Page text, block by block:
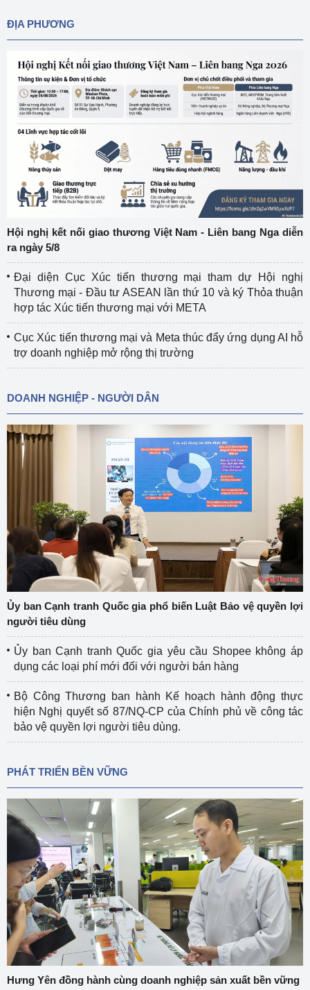
ĐỊA PHƯƠNG
Hội nghị kết nối giao thương Việt Nam - Liên bang Nga diễn
ra ngày 5/8
Đại diện Cục Xúc tiến thương mại tham dự Hội nghị
Thương mại - Đầu tư ASEAN lần thứ 10 và ký Thỏa thuận
hợp tác Xúc tiến thương mại với META
Cục Xúc tiến thương mại và Meta thúc đẩy ứng dụng AI hỗ
trợ doanh nghiệp mở rộng thị trường
DOANH NGHIỆP - NGƯỜI DÂN
Ủy ban Cạnh tranh Quốc gia phổ biến Luật Bảo vệ quyền lợi
người tiêu dùng
Ủy ban Cạnh tranh Quốc gia yêu cầu Shopee không áp
dụng các loại phí mới đối với người bán hàng
Bộ Công Thương ban hành Kế hoạch hành động thực
hiện Nghị quyết số 87/NQ-CP của Chính phủ về công tác
bảo vệ quyền lợi người tiêu dùng.
PHÁT TRIỂN BỀN VỮNG
Hưng Yên đồng hành cùng doanh nghiệp sản xuất bền vững